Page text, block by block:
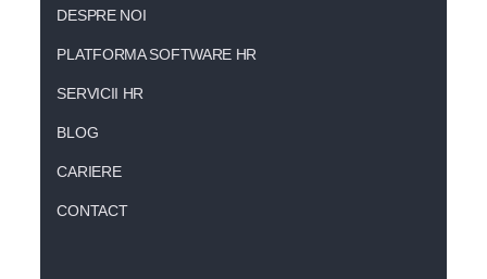
DESPRE NOI
PLATFORMA SOFTWARE HR
SERVICII HR
BLOG
CARIERE
CONTACT